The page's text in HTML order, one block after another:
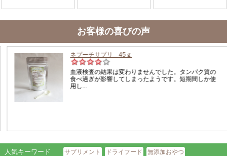
お客様の喜びの声
人気キーワード サプリメント ドライフード 無添加おやつ